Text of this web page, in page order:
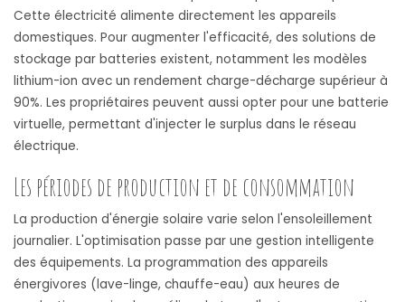
Cette électricité alimente directement les appareils
domestiques. Pour augmenter l'efficacité, des solutions de
stockage par batteries existent, notamment les modèles
lithium-ion avec un rendement charge-décharge supérieur à
90%. Les propriétaires peuvent aussi opter pour une batterie
virtuelle, permettant d'injecter le surplus dans le réseau
électrique.
Les périodes de production et de consommation
La production d'énergie solaire varie selon l'ensoleillement
journalier. L'optimisation passe par une gestion intelligente
des équipements. La programmation des appareils
énergivores (lave-linge, chauffe-eau) aux heures de